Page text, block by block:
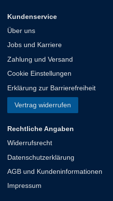
Kundenservice
Über uns
Jobs und Karriere
Zahlung und Versand
Cookie Einstellungen
Erklärung zur Barrierefreiheit
Vertrag widerrufen
Rechtliche Angaben
Widerrufsrecht
Datenschutzerklärung
AGB und Kundeninformationen
Impressum